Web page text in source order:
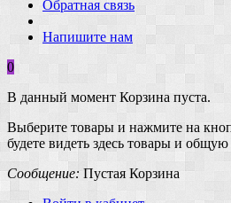
Обратная связь
Напишите нам
0
В данный момент Корзина пуста.
Выберите товары и нажмите на
будете видеть здесь товары и
Сообщение: Пустая Корзина